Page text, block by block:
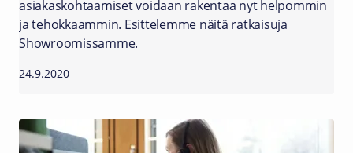
asiakaskohtaamiset voidaan rakentaa nyt helpommin
ja tehokkaammin. Esittelemme näitä ratkaisuja
Showroomissamme.
24.9.2020